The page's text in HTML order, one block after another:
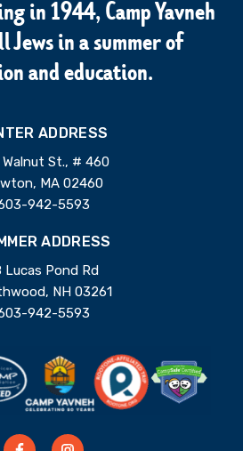
in 1944, Camp Yavneh
Jews in a summer of
and education.
ADDRESS
Walnut St., # 460
MA 02460
942-5593
ADDRESS
Lucas Pond Rd
NH 03261
942-5593